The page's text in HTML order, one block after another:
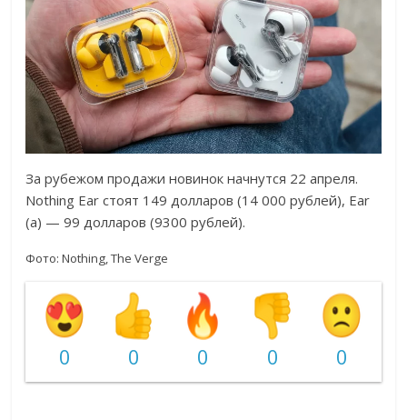
За рубежом продажи новинок начнутся 22 апреля.
Nothing Ear стоят 149 долларов (14 000 рублей), Ear
(a) — 99 долларов (9300 рублей).
Фото: Nothing, The Verge
0 0 0 0 0